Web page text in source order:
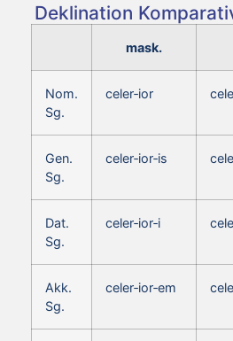
Deklination
mask.
Nom.
Sg.
celer‑ior
Gen.
Sg.
celer‑ior‑is
Dat.
Sg.
celer‑ior‑i
Akk.
Sg.
celer‑ior‑em